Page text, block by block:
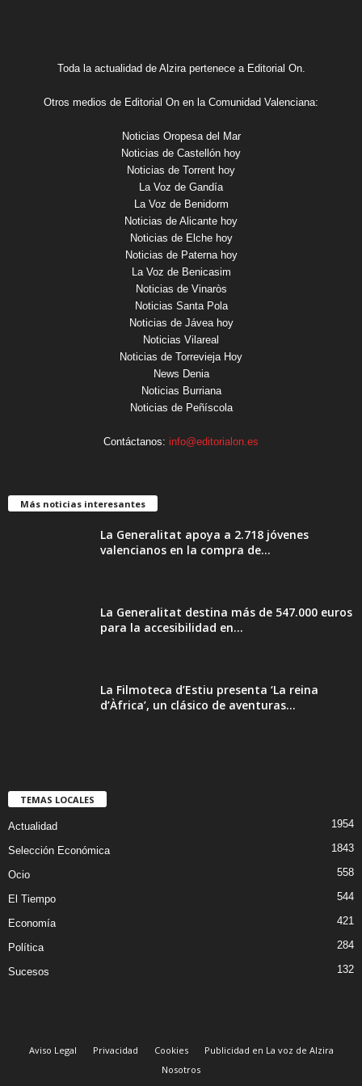
Toda la actualidad de Alzira pertenece a Editorial On.
Otros medios de Editorial On en la Comunidad Valenciana:
Noticias Oropesa del Mar
Noticias de Castellón hoy
Noticias de Torrent hoy
La Voz de Gandía
La Voz de Benidorm
Noticias de Alicante hoy
Noticias de Elche hoy
Noticias de Paterna hoy
La Voz de Benicasim
Noticias de Vinaròs
Noticias Santa Pola
Noticias de Jávea hoy
Noticias Vilareal
Noticias de Torrevieja Hoy
News Denia
Noticias Burriana
Noticias de Peñíscola
Contáctanos: info@editorialon.es
Más noticias interesantes
La Generalitat apoya a 2.718 jóvenes
valencianos en la compra de...
La Generalitat destina más de 547.000 euros
para la accesibilidad en...
La Filmoteca d’Estiu presenta ‘La reina
d’Àfrica’, un clásico de aventuras...
TEMAS LOCALES
Actualidad 1954
Selección Económica 1843
Ocio 558
El Tiempo 544
Economía 421
Política 284
Sucesos 132
Aviso Legal Privacidad Cookies
Publicidad en La voz de Alzira
Nosotros